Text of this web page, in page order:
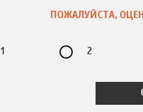
ПОЖАЛУЙСТА,
1 2